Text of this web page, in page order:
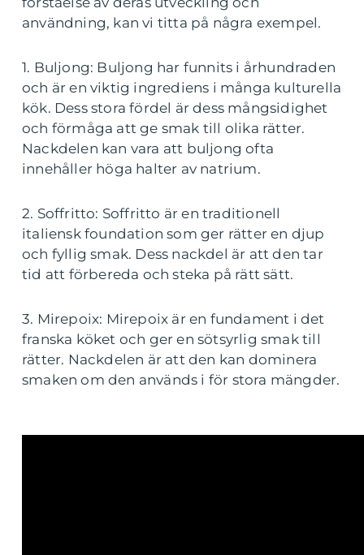
användning, kan vi titta på några exempel.
1. Buljong: Buljong har funnits i århundraden
och är en viktig ingrediens i många kulturella
kök. Dess stora fördel är dess mångsidighet
och förmåga att ge smak till olika rätter.
Nackdelen kan vara att buljong ofta
innehåller höga halter av natrium.
2. Soffritto: Soffritto är en traditionell
italiensk foundation som ger rätter en djup
och fyllig smak. Dess nackdel är att den tar
tid att förbereda och steka på rätt sätt.
3. Mirepoix: Mirepoix är en fundament i det
franska köket och ger en sötsyrlig smak till
rätter. Nackdelen är att den kan dominera
smaken om den används i för stora mängder.